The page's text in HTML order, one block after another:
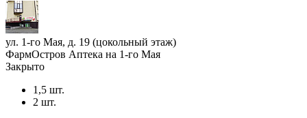
ул. 1-го Мая, д. 19 (цокольный этаж)
ФармОстров Аптека на 1-го Мая
Закрыто
1,5 шт.
2 шт.